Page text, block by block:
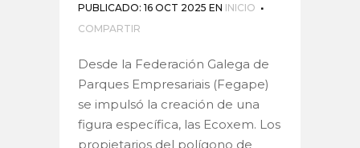
PUBLICADO: 16 OCT 2025 EN INICIO
COMPARTIR
Desde la Federación Galega de
Parques Empresariais (Fegape)
se impulsó la creación de una
figura específica, las Ecoxem. Los
propietarios del polígono de